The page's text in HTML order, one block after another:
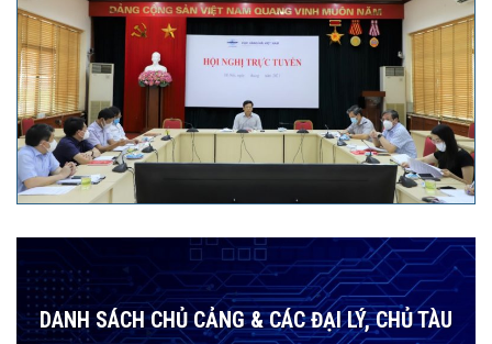
DANH SÁCH CHỦ CẢNG & CÁC ĐẠI LÝ, CHỦ TÀU